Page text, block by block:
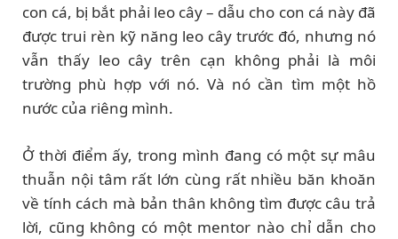
con cá, bị bắt phải leo cây – dẫu cho con cá này đã
được trui rèn kỹ năng leo cây trước đó, nhưng nó
vẫn thấy leo cây trên cạn không phải là môi
trường phù hợp với nó. Và nó cần tìm một hồ
nước của riêng mình.
Ở thời điểm ấy, trong mình đang có một sự mâu
thuẫn nội tâm rất lớn cùng rất nhiều băn khoăn
về tính cách mà bản thân không tìm được câu trả
lời, cũng không có một mentor nào chỉ dẫn cho